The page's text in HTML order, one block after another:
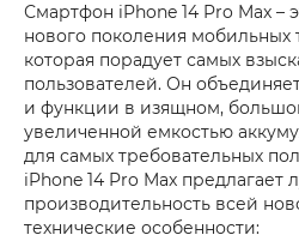
Смартфон iPhone 14 Pro Max –
нового поколения мобильных
которая порадует самых
пользователей. Он
и функции в изящном,
увеличенной емкостью
для самых требовательных
iPhone 14 Pro Max
производительность всей
технические особенности: